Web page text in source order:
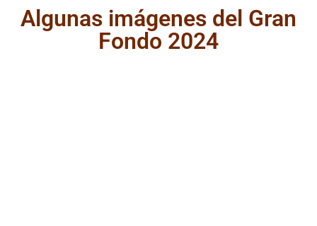
Algunas imágenes del Gran
Fondo 2024